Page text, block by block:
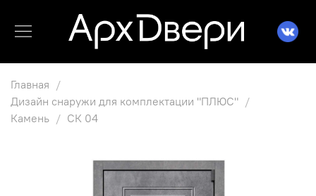
Главная
Дизайн снаружи для комплектации "ПЛЮС"
Камень
СК 04